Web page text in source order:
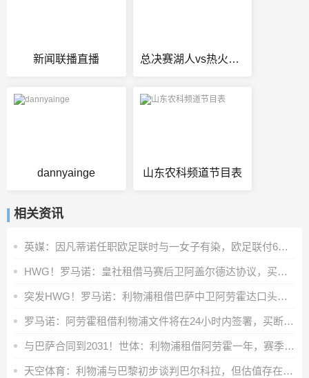
新闻联播直播 总决赛湖人vs热火解说
dannyainge 山东农科频道节目表
相关资讯
英媒：因凡蒂诺任职欧足联时与一女子有染，欧足联付6位数封口费
HWG！罗马诺：皇社租借马赛后卫阿盖尔德达协议，买断费1100万欧
突发HWG！罗马诺：利物浦租借巴萨中卫阿劳霍达口头协议
罗马诺：阿劳霍租借利物浦文件将在24小时内签署，买断条款非强制
与巴萨合同到2031！世体：利物浦租借阿劳霍一年，赛季末可选买断
天空体育：利物浦与巴黎初步谈判巴尔科拉，但估值存在巨大差距